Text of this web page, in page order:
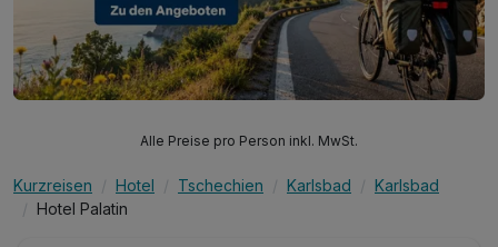
Alle Preise pro Person inkl. MwSt.
Kurzreisen Hotel Tschechien Karlsbad
Karlsbad
Hotel Palatin